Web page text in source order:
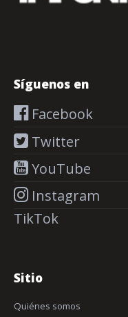
Síguenos en
Facebook
Twitter
YouTube
Instagram
TikTok
Sitio
Quiénes somos